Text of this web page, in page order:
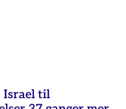
Israel til